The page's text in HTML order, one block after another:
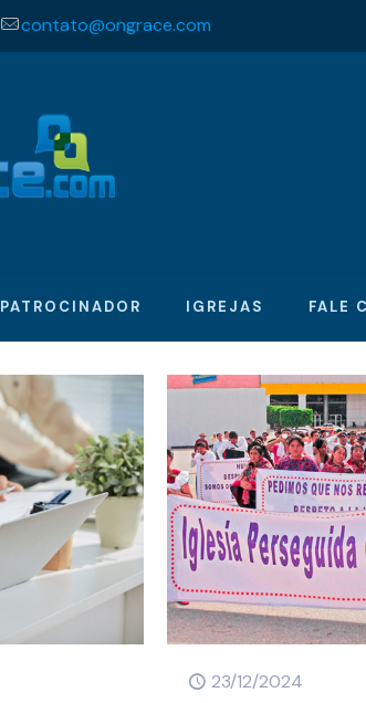
contato@ongrace.com
PATROCINADOR IGREJAS FALE
23/12/2024